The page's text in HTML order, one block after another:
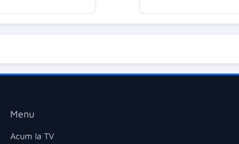
Menu
Acum la TV